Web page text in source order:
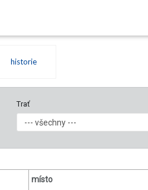
historie
Trať
místo